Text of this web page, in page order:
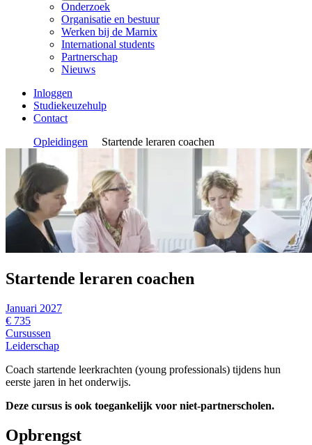
Onderzoek
Organisatie en bestuur
Werken bij de Marnix
International students
Partnerschap
Nieuws
Inloggen
Studiekeuzehulp
Contact
Opleidingen
Startende leraren coachen
Startende leraren coachen
Januari 2027
€ 735
Cursussen
Leiderschap
Coach startende leerkrachten (young professionals) tijdens hun
eerste jaren in het onderwijs.
Deze cursus is ook toegankelijk voor niet-partnerscholen.
Opbrengst